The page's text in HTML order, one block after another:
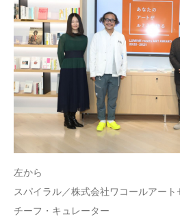
左から
スパイラル／株式会社ワコールアー
チーフ・キュレーター